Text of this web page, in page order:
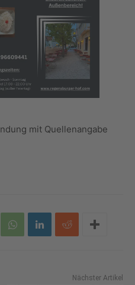
mit Quellenangabe
Nächster Artikel